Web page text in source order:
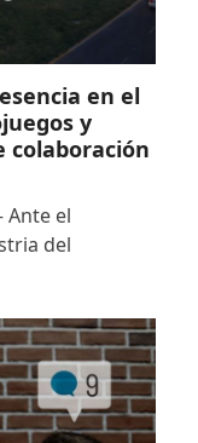
en el
y
colaboración
Ante el
del